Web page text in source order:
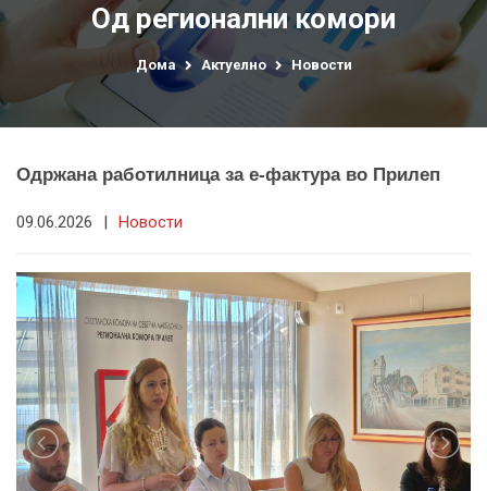
Од регионални комори
Дома Актуелно Новости
Одржана работилница за е-фактура во Прилеп
09.06.2026 | Новости